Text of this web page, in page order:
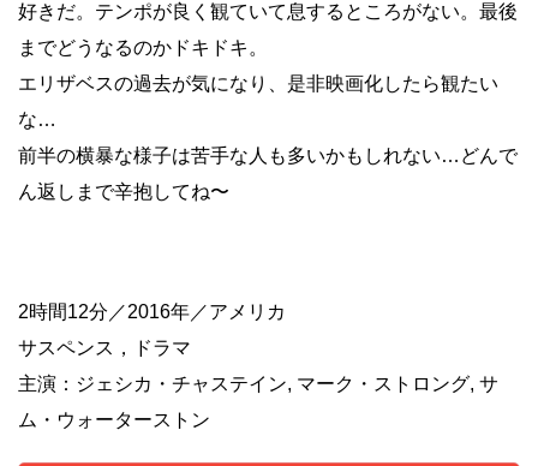
好きだ。テンポが良く観ていて息するところがない。最後
までどうなるのかドキドキ。
エリザベスの過去が気になり、是非映画化したら観たい
な…
前半の横暴な様子は苦手な人も多いかもしれない…どんで
ん返しまで辛抱してね〜
2時間12分／2016年／アメリカ
サスペンス，ドラマ
主演：ジェシカ・チャステイン, マーク・ストロング, サ
ム・ウォーターストン